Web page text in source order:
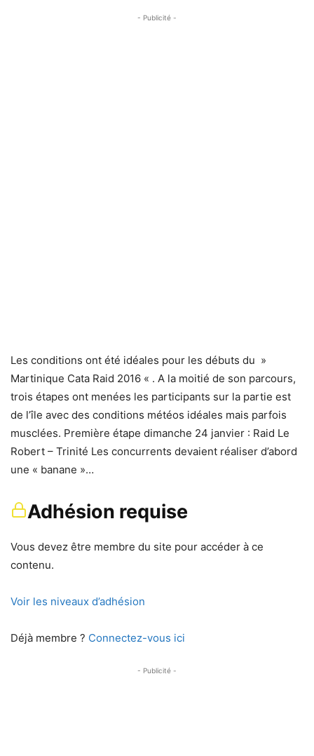
- Publicité -
Les conditions ont été idéales pour les débuts du »
Martinique Cata Raid 2016 « . A la moitié de son parcours,
trois étapes ont menées les participants sur la partie est
de l’île avec des conditions météos idéales mais parfois
musclées. Première étape dimanche 24 janvier : Raid Le
Robert – Trinité Les concurrents devaient réaliser d’abord
une « banane »…
Adhésion requise
Vous devez être membre du site pour accéder à ce
contenu.
Voir les niveaux d’adhésion
Déjà membre ? Connectez-vous ici
- Publicité -